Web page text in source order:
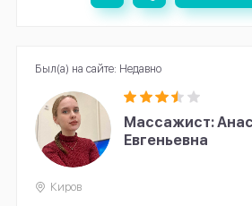
Массажист:
Евгеньевна
Киров
Был(а) на сайте: Недавно